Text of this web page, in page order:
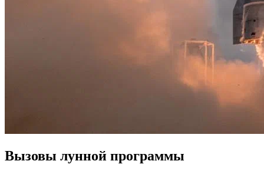
Вызовы лунной программы